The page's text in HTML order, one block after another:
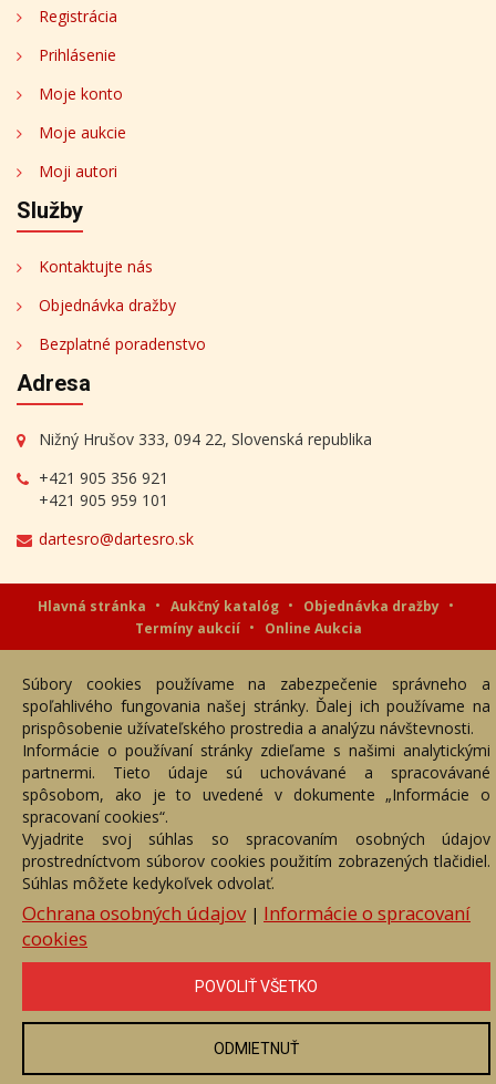
Registrácia
Prihlásenie
Moje konto
Moje aukcie
Moji autori
Služby
Kontaktujte nás
Objednávka dražby
Bezplatné poradenstvo
Adresa
Nižný Hrušov 333, 094 22, Slovenská republika
+421 905 356 921
+421 905 959 101
dartesro@dartesro.sk
Hlavná stránka Aukčný katalóg
Objednávka dražby
Termíny aukcií
Online Aukcia
Akékoľvek používanie obrazových a textových súčastí tejto stránky je
podmienené výslovným súhlasom jej vlastníka. Všetky práva sú
vyhradené.
Súbory cookies používame na zabezpečenie správneho a
spoľahlivého fungovania našej stránky. Ďalej ich používame na
prispôsobenie užívateľského prostredia a analýzu návštevnosti.
Informácie o používaní stránky zdieľame s našimi analytickými
partnermi. Tieto údaje sú uchovávané a spracovávané
spôsobom, ako je to uvedené v dokumente „Informácie o
spracovaní cookies“.
Vyjadrite svoj súhlas so spracovaním osobných údajov
prostredníctvom súborov cookies použitím zobrazených tlačidiel.
Súhlas môžete kedykoľvek odvolať.
Ochrana osobných údajov| Informácie o spracovaní
cookies
POVOLIŤ VŠETKO
ODMIETNUŤ